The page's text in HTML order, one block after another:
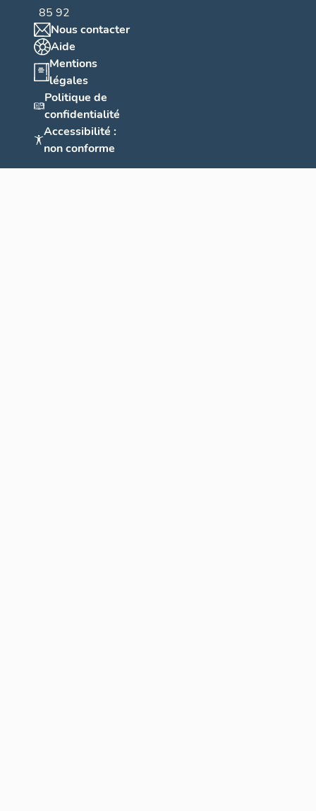
85 92
Nous contacter
Aide
Mentions
légales
Politique de
confidentialité
Accessibilité :
non conforme